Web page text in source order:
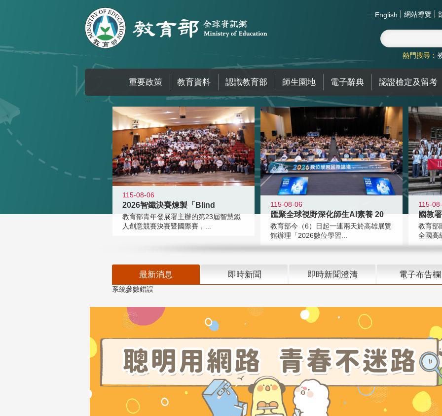
::: English 網站導覽
熱門搜尋：
重要政策 教育資料 認識教育部 師生園地 電子辭典 認證檢定及留考
:::
115-08-06
2026智鐵決賽煉製「Blind
教育部青年發展署主辦的第23屆智慧鐵
人創意競賽決賽暨國際賽，...
115-08-06
匯聚全球視野深化師生AI素養 20
教育部今（6）日起一連兩天於高雄展覽
館辦理「2026數位學習...
115-
教育部
全國高
最新消息 即時新聞 即時新聞澄清 電子布告欄
系統參數錯誤